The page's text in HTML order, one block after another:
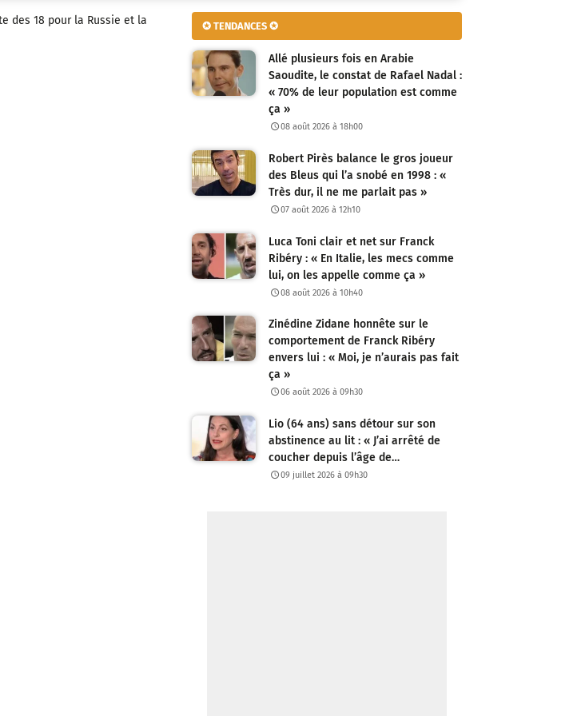
des 18 pour la Russie et la
✪ TENDANCES ✪
Allé plusieurs fois en Arabie
Saoudite, le constat de Rafael Nadal :
« 70% de leur population est comme
ça »
08 août 2026 à 18h00
Robert Pirès balance le gros joueur
des Bleus qui l’a snobé en 1998 : «
Très dur, il ne me parlait pas »
07 août 2026 à 12h10
Luca Toni clair et net sur Franck
Ribéry : « En Italie, les mecs comme
lui, on les appelle comme ça »
08 août 2026 à 10h40
Zinédine Zidane honnête sur le
comportement de Franck Ribéry
envers lui : « Moi, je n’aurais pas fait
ça »
06 août 2026 à 09h30
Lio (64 ans) sans détour sur son
abstinence au lit : « J’ai arrêté de
coucher depuis l’âge de…
09 juillet 2026 à 09h30